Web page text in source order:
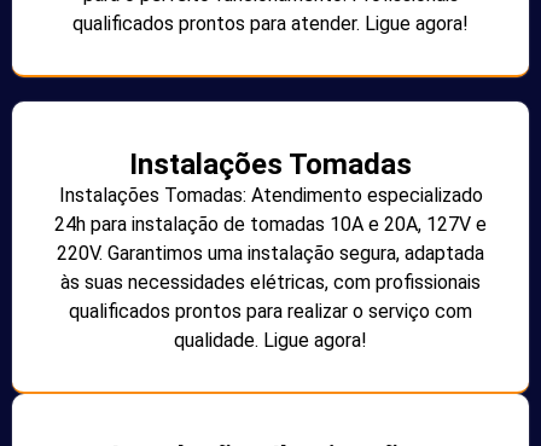
qualificados prontos para atender. Ligue agora!
Instalações Tomadas
Instalações Tomadas: Atendimento especializado
24h para instalação de tomadas 10A e 20A, 127V e
220V. Garantimos uma instalação segura, adaptada
às suas necessidades elétricas, com profissionais
qualificados prontos para realizar o serviço com
qualidade. Ligue agora!